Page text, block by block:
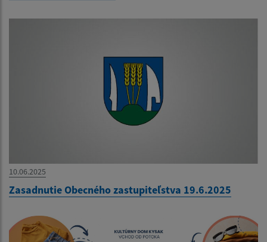
10.06.2025
Zasadnutie Obecného zastupiteľstva 19.6.2025